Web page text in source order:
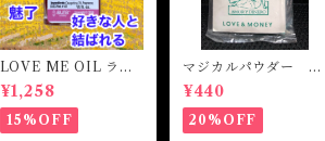
LOVE ME OIL ラブ
ミーオイル -相思相
愛・愛される-
¥1,258
15%OFF
マジカルパウダー ラ
ブ&マネー Magical
Powder LOVE&MO
NEY
¥440
20%OFF